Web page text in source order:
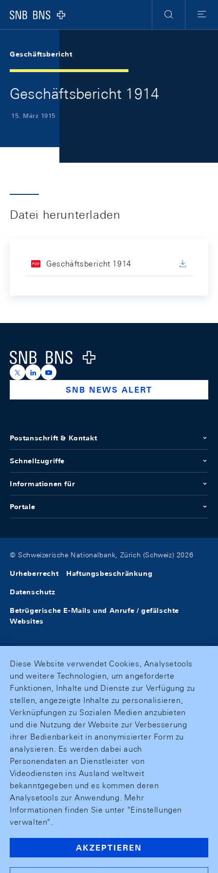
Logo
Suche
Menu
Geschäftsbericht
Geschäftsbericht 1914
15. März 1915
Datei herunterladen
Geschäftsbericht 1914
Logo
https://x.com/snb_bns
https://ch.linkedin.com/company/swiss-national-
https://www.youtube.com/@swissnationalbank
SNB NEWS ALERT
Postanschrift & Kontakt
Schnellzugriffe
Informationen für
Portale
© Schweizerische Nationalbank, Zürich (Schweiz) 2026
Urheberrecht Haftungsbeschränkung
Datenschutz
Betrügerische E-Mails und Anrufe / gefälschte
Websites
Diese Website verwendet Cookies, Analysetools
und weitere Technologien, um angeforderte
Funktionen, Inhalte und Dienste zur Verfügung zu
stellen, angezeigte Inhalte zu personalisieren,
Verknüpfungen zu Sozialen Medien anzubieten
und die Nutzung der Website zur Verbesserung
ihrer Bedienbarkeit in anonymisierter Form zu
analysieren. Es werden dabei auch
Personendaten an Dienstleister von
Videodiensten ins Ausland weltweit
bekanntgegeben und es kommen deren
Analysetools zur Anwendung. Mehr
Informationen finden Sie unter "Einstellungen
verwalten".
AKZEPTIEREN